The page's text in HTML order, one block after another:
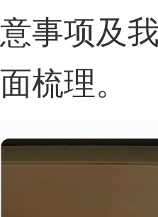
事项及
梳理。